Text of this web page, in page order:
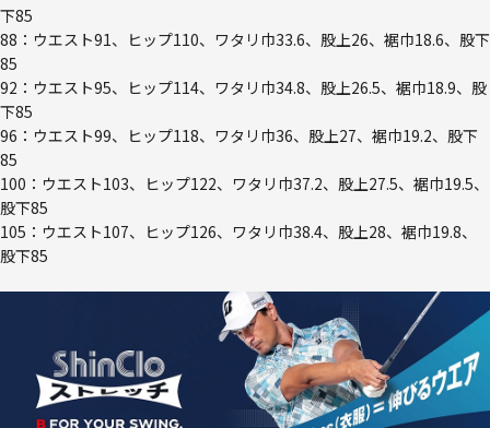
下85
88：ウエスト91、ヒップ110、ワタリ巾33.6、股上26、裾巾18.6、股下
85
92：ウエスト95、ヒップ114、ワタリ巾34.8、股上26.5、裾巾18.9、股
下85
96：ウエスト99、ヒップ118、ワタリ巾36、股上27、裾巾19.2、股下
85
100：ウエスト103、ヒップ122、ワタリ巾37.2、股上27.5、裾巾19.5、
股下85
105：ウエスト107、ヒップ126、ワタリ巾38.4、股上28、裾巾19.8、
股下85